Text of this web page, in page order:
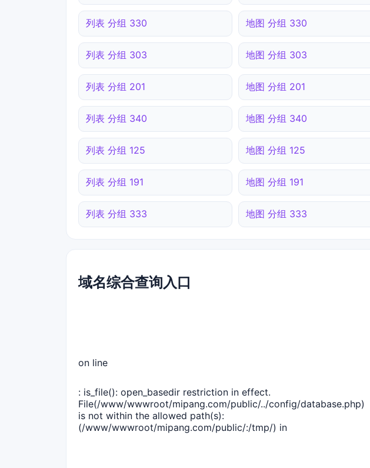
列表 分组 330 地图 分组 330
列表 分组 303 地图 分组 303
列表 分组 201 地图 分组 201
列表 分组 340 地图 分组 340
列表 分组 125 地图 分组 125
列表 分组 191 地图 分组 191
列表 分组 333 地图 分组 333
域名综合查询入口
on line
: is_file(): open_basedir restriction in effect.
File(/www/wwwroot/mipang.com/public/../config/database.php)
is not within the allowed path(s):
(/www/wwwroot/mipang.com/public/:/tmp/) in